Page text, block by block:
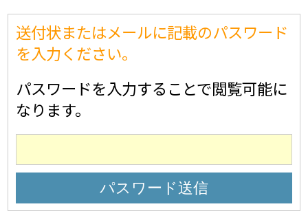
送付状またはメールに記載のパスワード
を入力ください。
パスワードを入力することで閲覧可能に
なります。